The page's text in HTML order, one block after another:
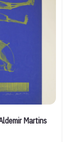
Martins